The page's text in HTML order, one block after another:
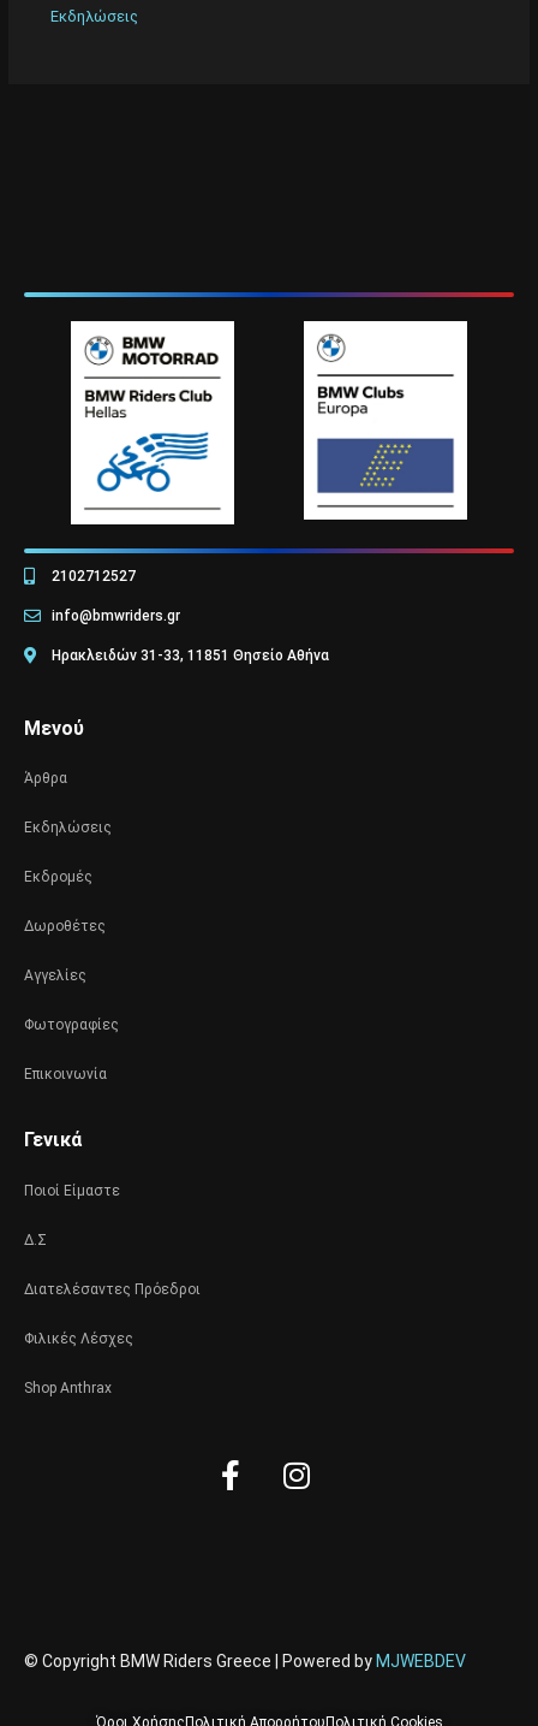
Εκδηλώσεις
2102712527
info@bmwriders.gr
Ηρακλειδών 31-33, 11851 Θησείο Αθήνα
Μενού
Άρθρα
Εκδηλώσεις
Εκδρομές
Δωροθέτες
Αγγελίες
Φωτογραφίες
Επικοινωνία
Γενικά
Ποιοί Είμαστε
Δ.Σ
Διατελέσαντες Πρόεδροι
Φιλικές Λέσχες
Shop Anthrax
Facebook-
f
Instagram
© Copyright BMW Riders Greece | Powered by MJWEBDEV
Όροι Χρήσης Πολιτική Απορρήτου Πολιτική Cookies